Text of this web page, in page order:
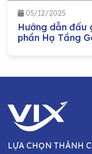
05/12/2025
Hướng dẫn đấu
phần Hạ Tầng
LỰA CHỌN THÀNH